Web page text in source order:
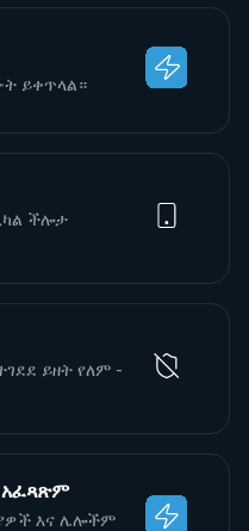
ይቀጥላል።
ችሎታ
ይዘት የለም -
እና ሌሎችም